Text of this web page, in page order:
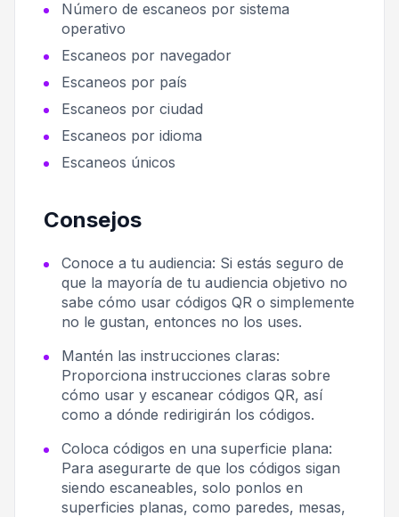
Número de escaneos por sistema
operativo
Escaneos por navegador
Escaneos por país
Escaneos por ciudad
Escaneos por idioma
Escaneos únicos
Consejos
Conoce a tu audiencia: Si estás seguro de
que la mayoría de tu audiencia objetivo no
sabe cómo usar códigos QR o simplemente
no le gustan, entonces no los uses.
Mantén las instrucciones claras:
Proporciona instrucciones claras sobre
cómo usar y escanear códigos QR, así
como a dónde redirigirán los códigos.
Coloca códigos en una superficie plana:
Para asegurarte de que los códigos sigan
siendo escaneables, solo ponlos en
superficies planas, como paredes, mesas,